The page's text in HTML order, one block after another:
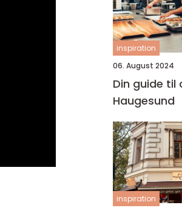
inspiration
06. August 2024
Din guide til
Haugesund
inspiration